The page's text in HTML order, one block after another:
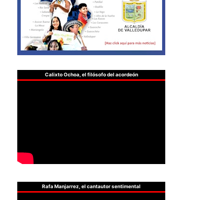
Calixto Ochoa, el filósofo del acordeón
Rafa Manjarrez, el cantautor sentimental